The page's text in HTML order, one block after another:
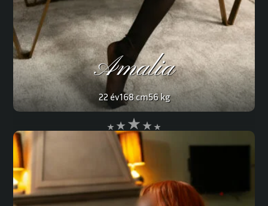
Amalia
22 év168 cm56 kg